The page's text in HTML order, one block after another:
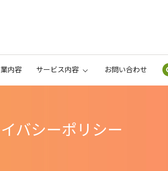
内容 サービス内容 お問い合わせ
バシーポリシー